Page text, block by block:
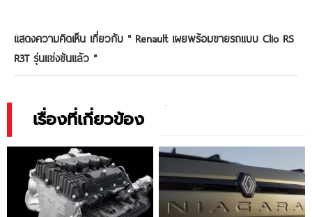
แสดงความคิดเห็น เกี่ยวกับ " Renault เผยพร้อมขายรถแบบ Clio RS
R3T รุ่นแข่งขันแล้ว "
เรื่องที่เกี่ยวข้อง